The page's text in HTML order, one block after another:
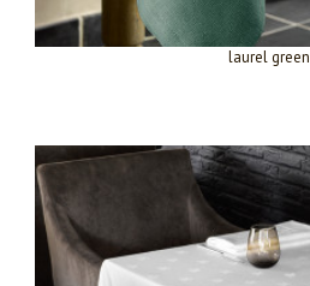
laurel green